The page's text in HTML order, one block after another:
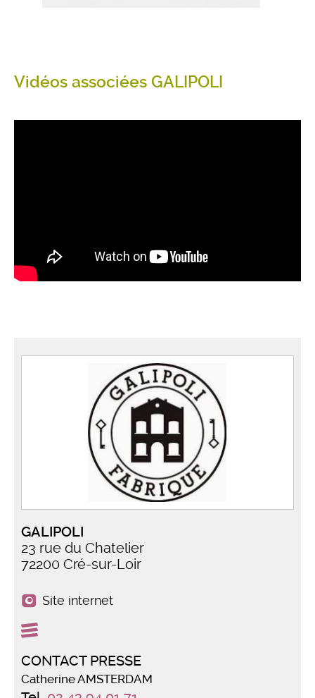
Vidéos associées GALIPOLI
GALIPOLI
23 rue du Chatelier
72200 Cré-sur-Loir
Site internet
CONTACT PRESSE
Catherine AMSTERDAM